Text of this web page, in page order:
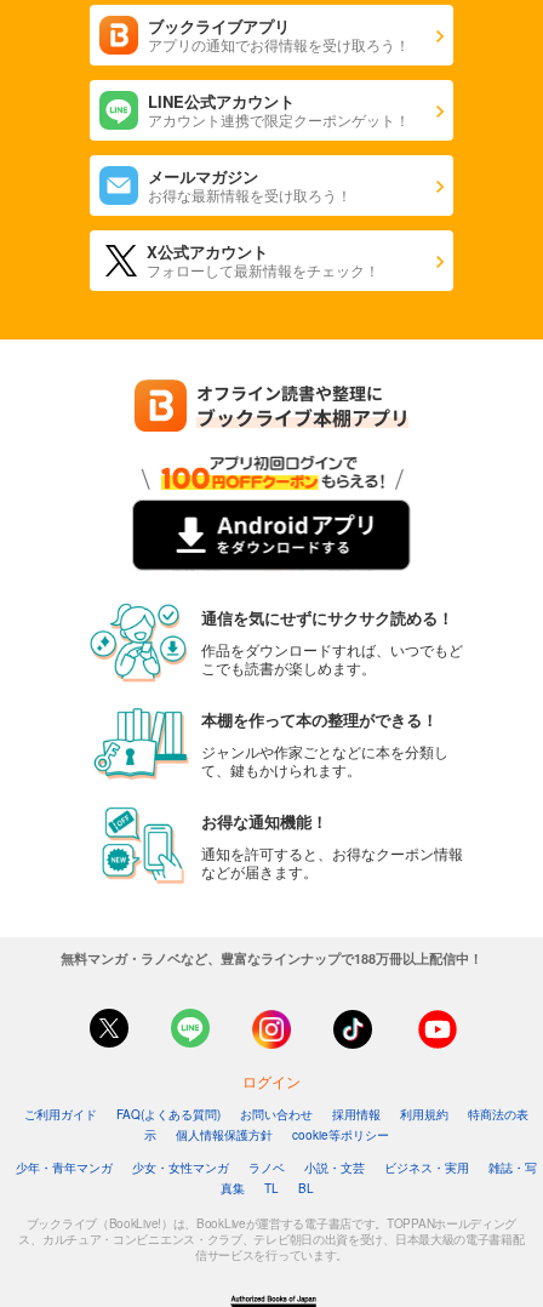
ブックライブアプリ
アプリの通知でお得情報を受け取ろう！
LINE公式アカウント
アカウント連携で限定クーポンゲット！
メールマガジン
お得な最新情報を受け取ろう！
X公式アカウント
フォローして最新情報をチェック！
通信を気にせずにサクサク読める！
作品をダウンロードすれば、いつでもど
こでも読書が楽しめます。
本棚を作って本の整理ができる！
ジャンルや作家ごとなどに本を分類し
て、鍵もかけられます。
お得な通知機能！
通知を許可すると、お得なクーポン情報
などが届きます。
無料マンガ・ラノベなど、豊富なラインナップで188万冊以上配信中！
ログイン
ご利用ガイド FAQ(よくある質問) お問い合わせ 採用情報 利用規約
特商法の表
示
個人情報保護方針
cookie等ポリシー
少年・青年マンガ
少女・女性マンガ ラノベ 小説・文芸 ビジネス・実用
雑誌・写
真集
TL BL
ブックライブ（BookLive!）は、BookLiveが運営する電子書店です。TOPPANホールディング
ス、カルチュア・コンビニエンス・クラブ、テレビ朝日の出資を受け、日本最大級の電子書籍配
信サービスを行っています。